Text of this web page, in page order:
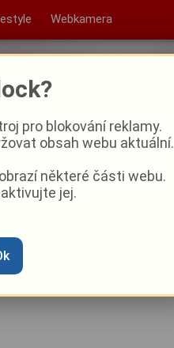
Webkamera
zahájila
pro blokování reklamy.
obsah webu aktuální.
některé části webu.
jej.